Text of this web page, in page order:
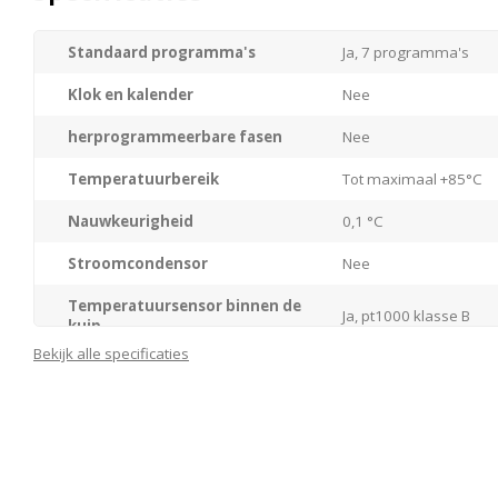
Standaard programma's Ja, 7 programma's
Klok en kalender Nee
herprogrammeerbare fasen Nee
Temperatuurbereik Tot maximaal +85°C
Nauwkeurigheid 0,1 °C
Stroomcondensor Nee
Temperatuursensor binnen de
kuip
Ja, pt1000 klasse B
Bediening
Bekijk alle specificaties